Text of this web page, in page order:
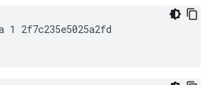
1 2f7c235e5025a2fd